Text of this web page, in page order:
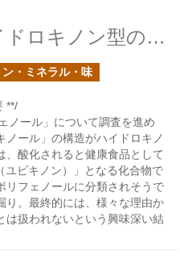
ユビキノールはハイドロキノン型のポリフェノールか？
ン・ミネラル・味
**/
ノール」について調査を進め
ノール」の構造がハイドロキノ
、酸化されると健康食品として
ユビキノン）」となる化合物で
リフェノールに分類されそうで
り。最終的には、様々な理由か
は扱われないという興味深い結